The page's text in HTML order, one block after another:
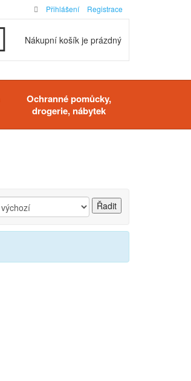
Nákupní košík je prázdný
Ochranné pomůcky,
drogerie, nábytek
Přihlášení Registrace